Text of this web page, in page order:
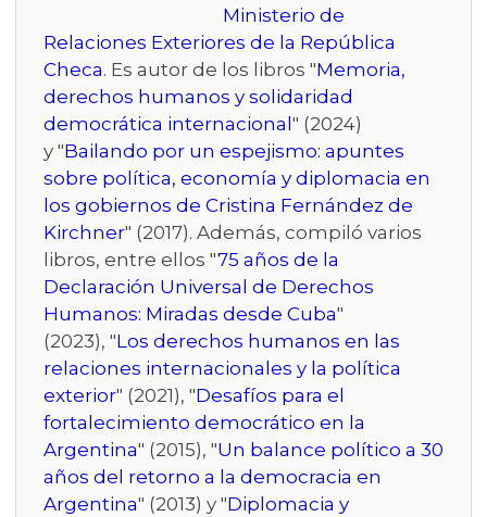
Ministerio de
Relaciones Exteriores de la República
Checa. Es autor de los libros "Memoria,
derechos humanos y solidaridad
democrática internacional " (2024)
y "Bailando por un espejismo: apuntes
sobre política, economía y diplomacia en
los gobiernos de Cristina Fernández de
Kirchner" (2017). Además, compiló varios
libros, entre ellos "75 años de la
Declaración Universal de Derechos
Humanos: Miradas desde Cuba"
(2023), "Los derechos humanos en las
relaciones internacionales y la política
exterior" (2021), "Desafíos para el
fortalecimiento democrático en la
Argentina" (2015), "Un balance político a 30
años del retorno a la democracia en
Argentina" (2013) y "Diplomacia y